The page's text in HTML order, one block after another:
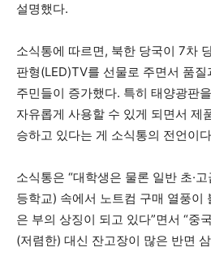
설명했다.
소식통에 따르면, 북한 당국이 7차
판형(LED)TV를 선물로 주면서 품
주민들이 증가했다. 특히 태양광판
자유롭게 사용할 수 있게 되면서 제
승하고 있다는 게 소식통의 전언이
소식통은 “대학생은 물론 일반 초·고
등학교) 속에서 노트컴 구매 열풍이
은 부의 상징이 되고 있다”면서 “중
(저렴한) 대신 잔고장이 많은 반면